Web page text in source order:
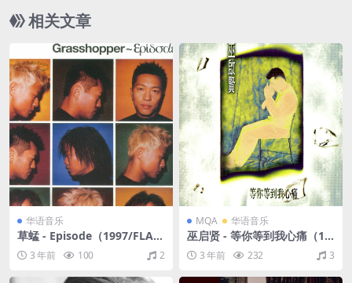
相关文章
华语音乐
草蜢 - Episode（1997/FLAC/
EP分轨/96.7M）
3 年前 100 2
MQA 华语音乐
巫启贤 - 等你等到我心痛（19
93/FLAC/分轨/295M）(MQ
A/16bit/44.1kHz)
3 年前 232 3